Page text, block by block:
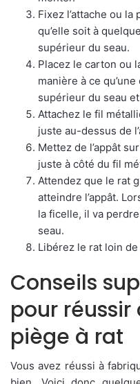
Fixez l’attache ou
qu’elle soit à
supérieur du seau.
Placez le carton ou
manière à ce
supérieur du seau et
Attachez le fil
juste au-dessus de
Mettez de l’appât
juste à côté du fil
Attendez que le rat
atteindre l’appât.
la ficelle, il va
seau.
Libérez le rat loin
Conseils
pour
piège à rat
Vous avez réussi à